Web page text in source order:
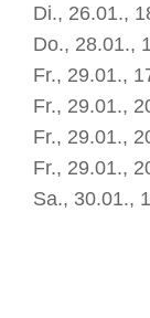
Di., 26.01.,
Do., 28.01.,
Fr., 29.01.,
Fr., 29.01.,
Fr., 29.01.,
Fr., 29.01.,
Sa., 30.01.,